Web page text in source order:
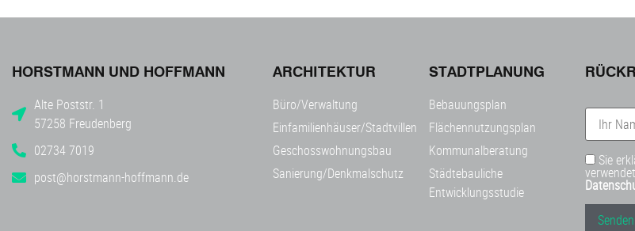
HORSTMANN UND HOFFMANN
Alte Poststr. 1
57258 Freudenberg
02734 7019
post@horstmann-hoffmann.de
ARCHITEKTUR
Büro/Verwaltung
Einfamilienhäuser/Stadtvillen
Geschosswohnungsbau
Sanierung/Denkmalschutz
STADTPLANUNG
Bebauungsplan
Flächennutzungsplan
Kommunalberatung
Städtebauliche
Entwicklungsstudie
Sie